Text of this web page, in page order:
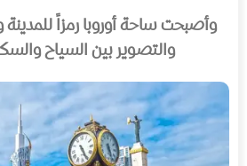
وأصبحت ساحة أوروبا رمزاً للمدينة
والتصوير بين السياح